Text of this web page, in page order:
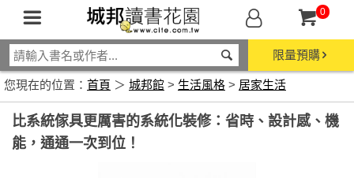
0
限量預購
您現在的位置： 首頁 ＞ 城邦館 > 生活風格 > 居家生活
比系統傢具更厲害的系統化裝修：省時、設計感、機
能，通通一次到位！